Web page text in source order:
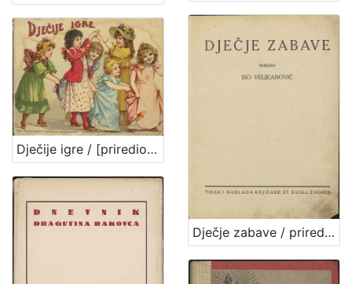
Dječije igre / [priredio J. V. Tenjac]
Dječje zabave / priredio Iso Velikanović